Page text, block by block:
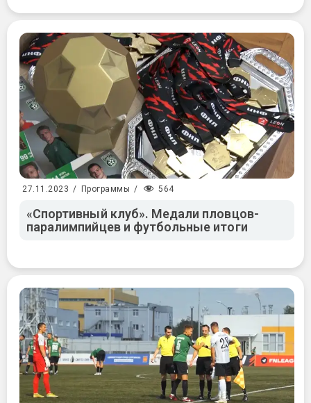
27.11.2023 / Программы / 564
«Спортивный клуб». Медали пловцов-
паралимпийцев и футбольные итоги